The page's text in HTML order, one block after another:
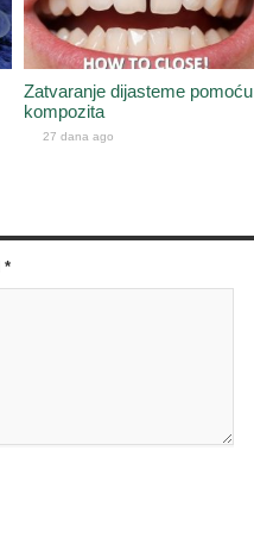
Zatvaranje dijasteme pomoću
kompozita
27 dana ago
*